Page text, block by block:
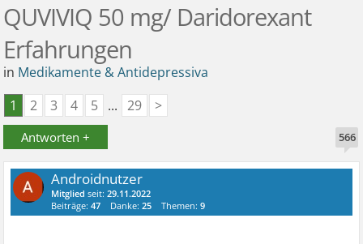
QUVIVIQ 50 mg/ Daridorexant
Erfahrungen
in Medikamente & Antidepressiva
1
2 3 4 5 ... 29 >
Antworten + 566
Androidnutzer
Mitglied seit:29.11.2022
Beiträge:47 Danke:25 Themen:9